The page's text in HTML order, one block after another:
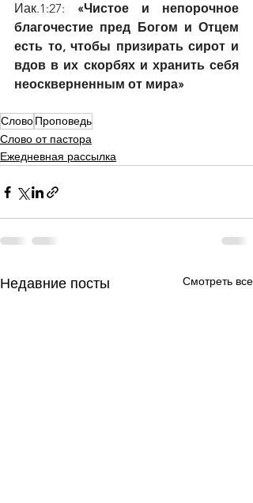
Иак.1:27: «Чистое и непорочное
благочестие пред Богом и Отцем
есть то, чтобы призирать сирот и
вдов в их скорбях и хранить себя
неоскверненным от мира»
СловоПроповедь
Слово от пастора
Ежедневная рассылка
Недавние посты Смотреть все